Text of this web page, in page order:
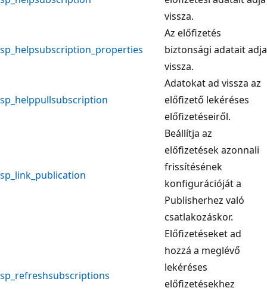
vissza.
sp_helpsubscription_properties
Az előfizetés
biztonsági adatait adja
vissza.
sp_helppullsubscription
Adatokat ad vissza az
előfizető lekéréses
előfizetéseiről.
sp_link_publication
Beállítja az
előfizetések azonnali
frissítésének
konfigurációját a
Publisherhez való
csatlakozáskor.
sp_refreshsubscriptions
Előfizetéseket ad
hozzá a meglévő
lekéréses
előfizetésekhez